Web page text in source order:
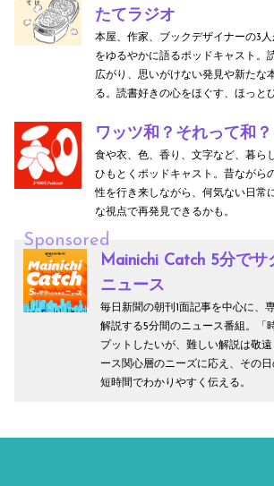
たてラジオ
本屋、作家、ブックデザイナーの3
をゆるやかに語るポッドキャスト。
広がり、思いがけない発見や新たな
る。読書好きの心をほぐす、ほっと
ワッツ和？それって和
食や衣、色、香り、文字など、暮ら
ひもとくポッドキャスト。昔ながら
性を行き来しながら、何気ない日常
な視点で再発見できるかも。
Sponsored
Mainichi Catch 5分でサ
ニュース
毎日新聞の朝刊1面記事を中心に、
解説する5分間のニュース番組。「
プットしたいが、難しい解説は敬
ース関心層のニーズに応え、その
短時間でわかりやすく伝える。